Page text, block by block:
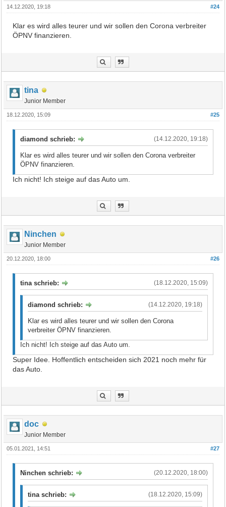
#24
14.12.2020, 19:18
Klar es wird alles teurer und wir sollen den Corona verbreiter
ÖPNV finanzieren.
tina
Junior Member
#25
18.12.2020, 15:09
(14.12.2020, 19:18)
diamond schrieb:
Klar es wird alles teurer und wir sollen den Corona verbreiter
ÖPNV finanzieren.
Ich nicht! Ich steige auf das Auto um.
Ninchen
Junior Member
#26
20.12.2020, 18:00
(18.12.2020, 15:09)
tina schrieb:
(14.12.2020, 19:18)
diamond schrieb:
Klar es wird alles teurer und wir sollen den Corona
verbreiter ÖPNV finanzieren.
Ich nicht! Ich steige auf das Auto um.
Super Idee. Hoffentlich entscheiden sich 2021 noch mehr für
das Auto.
doc
Junior Member
#27
05.01.2021, 14:51
(20.12.2020, 18:00)
Ninchen schrieb:
(18.12.2020, 15:09)
tina schrieb: